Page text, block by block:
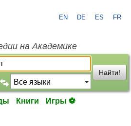
EN DE ES FR
на Академике
Найти!
Книги Игры ⚽